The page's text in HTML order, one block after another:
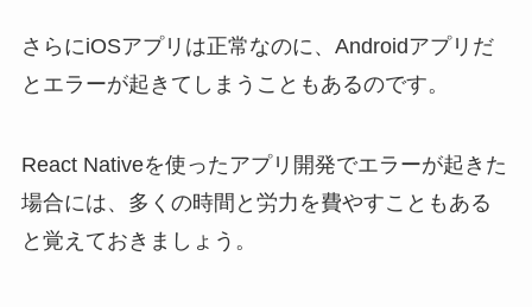
さらにiOSアプリは正常なのに、Androidアプリだ
とエラーが起きてしまうこともあるのです。
React Nativeを使ったアプリ開発でエラーが起きた
場合には、多くの時間と労力を費やすこともある
と覚えておきましょう。